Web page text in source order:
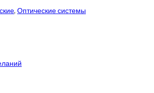
, Оптические системы